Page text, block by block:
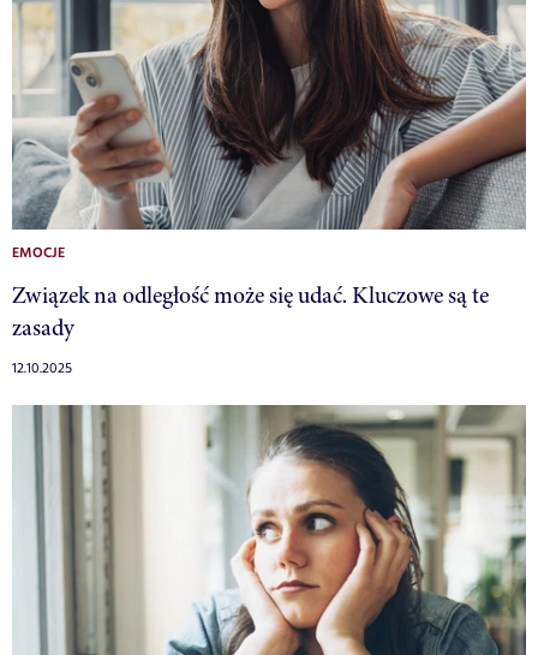
EMOCJE
Związek na odległość może się udać. Kluczowe są te
zasady
12.10.2025